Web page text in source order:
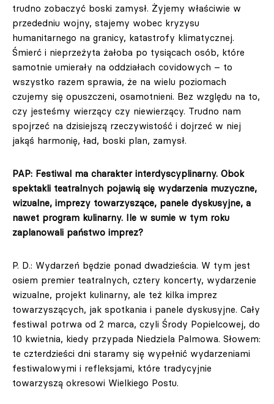
trudno zobaczyć boski zamysł. Żyjemy właściwie w
przededniu wojny, stajemy wobec kryzysu
humanitarnego na granicy, katastrofy klimatycznej.
Śmierć i nieprzeżyta żałoba po tysiącach osób, które
samotnie umierały na oddziałach covidowych – to
wszystko razem sprawia, że na wielu poziomach
czujemy się opuszczeni, osamotnieni. Bez względu na to,
czy jesteśmy wierzący czy niewierzący. Trudno nam
spojrzeć na dzisiejszą rzeczywistość i dojrzeć w niej
jakąś harmonię, ład, boski plan, zamysł.
PAP: Festiwal ma charakter interdyscyplinarny. Obok
spektakli teatralnych pojawią się wydarzenia muzyczne,
wizualne, imprezy towarzyszące, panele dyskusyjne, a
nawet program kulinarny. Ile w sumie w tym roku
zaplanowali państwo imprez?
P. D.: Wydarzeń będzie ponad dwadzieścia. W tym jest
osiem premier teatralnych, cztery koncerty, wydarzenie
wizualne, projekt kulinarny, ale też kilka imprez
towarzyszących, jak spotkania i panele dyskusyjne. Cały
festiwal potrwa od 2 marca, czyli Środy Popielcowej, do
10 kwietnia, kiedy przypada Niedziela Palmowa. Słowem:
te czterdzieści dni staramy się wypełnić wydarzeniami
festiwalowymi i refleksjami, które tradycyjnie
towarzyszą okresowi Wielkiego Postu.